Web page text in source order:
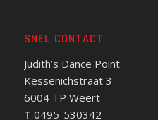
SNEL CONTACT
Judith’s Dance Point
Kessenichstraat 3
6004 TP Weert
T 0495-530342